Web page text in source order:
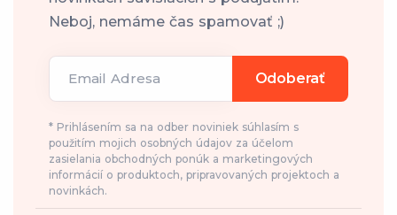
Neboj, nemáme čas spamovať ;)
Email Adresa Odoberať
* Prihlásením sa na odber noviniek súhlasím s
použitím mojich osobných údajov za účelom
zasielania obchodných ponúk a marketingových
informácií o produktoch, pripravovaných projektoch a
novinkách.